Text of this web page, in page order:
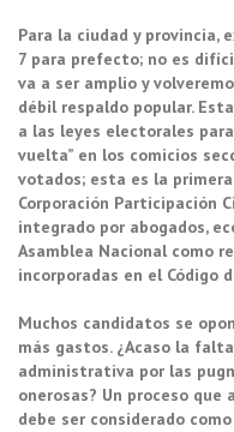
Para la ciudad y provincia,
7 para prefecto; no es
va a ser amplio y
débil respaldo popular.
a las leyes electorales
vuelta” en los comicios
votados; esta es la
Corporación Participación
integrado por abogados,
Asamblea Nacional como
incorporadas en el Código
Muchos candidatos se
más gastos. ¿Acaso la
administrativa por las
onerosas? Un proceso
debe ser considerado